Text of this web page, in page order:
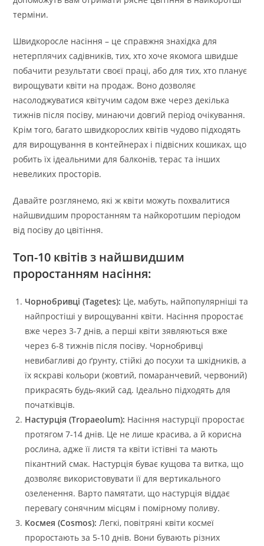
терміни.
Швидкоросле насіння – це справжня знахідка для
нетерплячих садівників, тих, хто хоче якомога швидше
побачити результати своєї праці, або для тих, хто планує
вирощувати квіти на продаж. Воно дозволяє
насолоджуватися квітучим садом вже через декілька
тижнів після посіву, минаючи довгий період очікування.
Крім того, багато швидкорослих квітів чудово підходять
для вирощування в контейнерах і підвісних кошиках, що
робить їх ідеальними для балконів, терас та інших
невеликих просторів.
Давайте розглянемо, які ж квіти можуть похвалитися
найшвидшим проростанням та найкоротшим періодом
від посіву до цвітіння.
Топ-10 квітів з найшвидшим
проростанням насіння:
Чорнобривці (Tagetes): Це, мабуть, найпопулярніші та
найпростіші у вирощуванні квіти. Насіння проростає
вже через 3-7 днів, а перші квіти зявляються вже
через 6-8 тижнів після посіву. Чорнобривці
невибагливі до ґрунту, стійкі до посухи та шкідників, а
їх яскраві кольори (жовтий, помаранчевий, червоний)
прикрасять будь-який сад. Ідеально підходять для
початківців.
Настурція (Tropaeolum): Насіння настурції проростає
протягом 7-14 днів. Це не лише красива, а й корисна
рослина, адже її листя та квіти їстівні та мають
пікантний смак. Настурція буває кущова та витка, що
дозволяє використовувати її для вертикального
озеленення. Варто памятати, що настурція віддає
перевагу сонячним місцям і помірному поливу.
Космея (Cosmos): Легкі, повітряні квіти космеї
проростають за 5-10 днів. Вони бувають різних